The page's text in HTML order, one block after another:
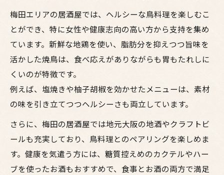
梅田エリアの居酒屋では、ヘルシーな鳥料理を楽しむこ
とができ、特に女性や健康志向の高い方から支持を集め
ています。新鮮な地鶏を使い、脂肪分を抑えつつ旨味を
活かした焼鳥は、食べ応えがありながらも胃もたれしに
くいのが特徴です。
例えば、塩焼きや柚子胡椒を効かせたメニューは、素材
の味を引き立てつつヘルシーさも両立しています。
さらに、梅田の居酒屋では地元大阪の地酒やクラフトビ
ールも充実しており、鳥料理とのペアリングを楽しめま
す。健康を気遣う方には、糖質控えめのカクテルやハー
ブを使ったお酒もおすすめで、食事とお酒の両方で満足